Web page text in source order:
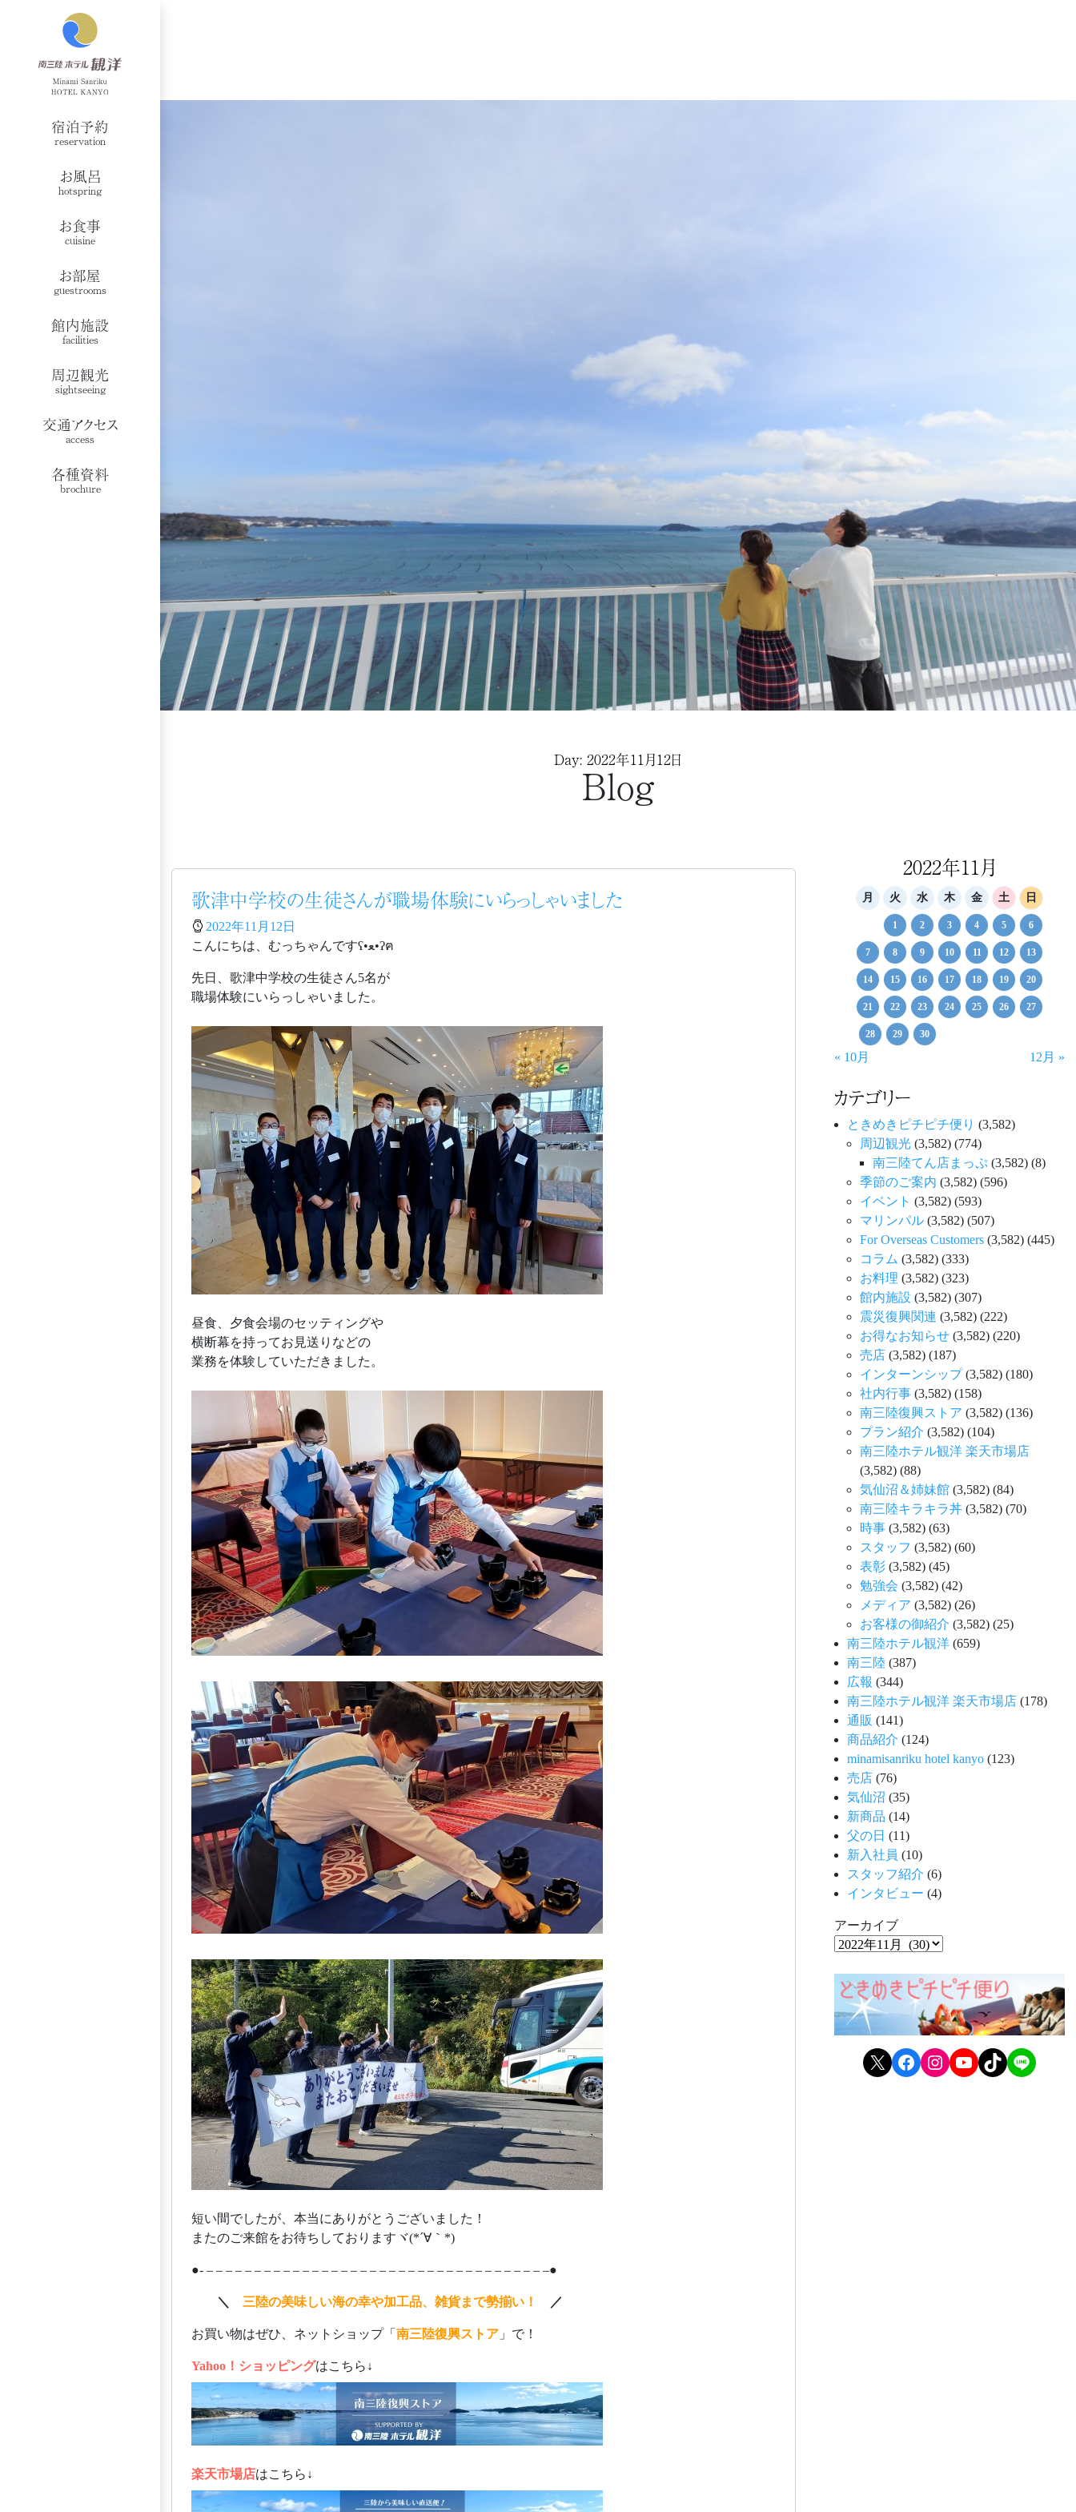
宿泊予約
reservation
お風呂
hotspring
お食事
cuisine
お部屋
guestrooms
館内施設
facilities
周辺観光
sightseeing
交通アクセス
access
各種資料
brochure
Day: 2022年11月12日
Blog
歌津中学校の生徒さんが職場体験にいらっしゃいました
2022年11月12日
こんにちは、むっちゃんですʕ•ﻌ•ʔฅ
先日、歌津中学校の生徒さん5名が
職場体験にいらっしゃいました。
昼食、夕食会場のセッティングや
横断幕を持ってお見送りなどの
業務を体験していただきました。
短い間でしたが、本当にありがとうございました！
またのご来館をお待ちしておりますヾ(*´∀｀*)
●- – – – – – – – – – – – – – – – – – – – – – – – – – – – – – – – – – – – –●
＼ 三陸の美味しい海の幸や加工品、雑貨まで勢揃い！ ／
お買い物はぜひ、ネットショップ「 南三陸復興ストア 」で！
Yahoo！ショッピングはこちら↓
楽天市場店はこちら↓
2022年11月
月 火 水 木 金 土 日
1 2 3 4 5 6
7 8 9 10 11 12 13
14 15 16 17 18 19 20
21 22 23 24 25 26 27
28 29 30
« 10月 12月 »
カテゴリー
ときめきピチピチ便り (3,582)
周辺観光 (3,582) (774)
南三陸てん店まっぷ (3,582) (8)
季節のご案内 (3,582) (596)
イベント (3,582) (593)
マリンパル (3,582) (507)
For Overseas Customers (3,582) (445)
コラム (3,582) (333)
お料理 (3,582) (323)
館内施設 (3,582) (307)
震災復興関連 (3,582) (222)
お得なお知らせ (3,582) (220)
売店 (3,582) (187)
インターンシップ(3,582) (180)
社内行事 (3,582) (158)
南三陸復興ストア (3,582) (136)
プラン紹介 (3,582) (104)
南三陸ホテル観洋 楽天市場店
(3,582) (88)
気仙沼＆姉妹館 (3,582) (84)
南三陸キラキラ丼 (3,582) (70)
時事 (3,582) (63)
スタッフ (3,582) (60)
表彰 (3,582) (45)
勉強会 (3,582) (42)
メディア (3,582) (26)
お客様の御紹介 (3,582) (25)
南三陸ホテル観洋 (659)
南三陸 (387)
広報 (344)
南三陸ホテル観洋 楽天市場店 (178)
通販 (141)
商品紹介 (124)
minamisanriku hotel kanyo (123)
売店 (76)
気仙沼 (35)
新商品 (14)
父の日 (11)
新入社員 (10)
スタッフ紹介 (6)
インタビュー (4)
アーカイブ
X Facebook Instagram YouTube TikTok LINE